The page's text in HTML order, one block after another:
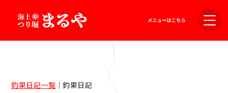
釣果日記一覧｜釣果日記